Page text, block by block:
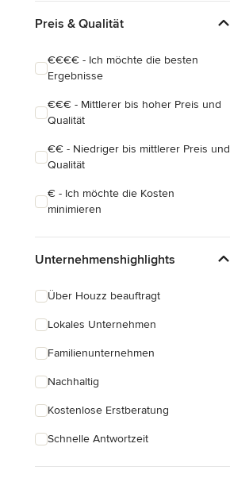
Preis & Qualität
€€€€ - Ich möchte die besten
Ergebnisse
€€€ - Mittlerer bis hoher Preis und
Qualität
€€ - Niedriger bis mittlerer Preis und
Qualität
€ - Ich möchte die Kosten
minimieren
Unternehmenshighlights
Über Houzz beauftragt
Lokales Unternehmen
Familienunternehmen
Nachhaltig
Kostenlose Erstberatung
Schnelle Antwortzeit